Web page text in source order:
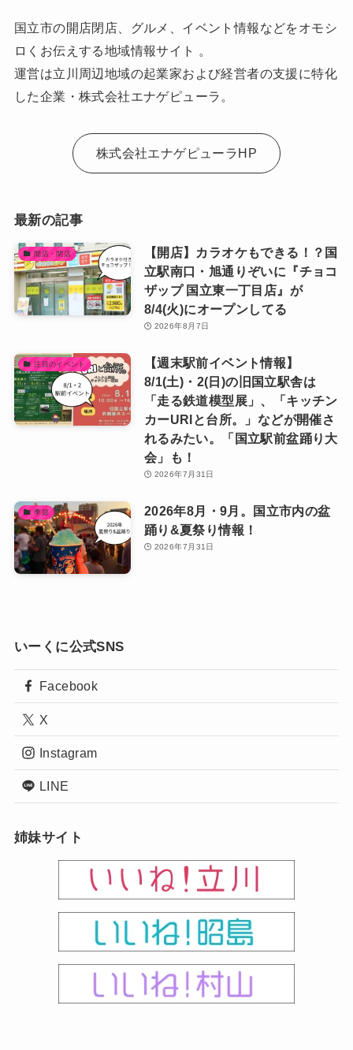
国立市の開店閉店、グルメ、イベント情報などをオモシ
ロくお伝えする地域情報サイト 。
運営は立川周辺地域の起業家および経営者の支援に特化
した企業・株式会社エナゲピューラ。
株式会社エナゲピューラHP
最新の記事
開店・閉店
【開店】カラオケもできる！？国
立駅南口・旭通りぞいに『チョコ
ザップ 国立東一丁目店』が
8/4(火)にオープンしてる
2026年8月7日
注目のイベント
【週末駅前イベント情報】
8/1(土)・2(日)の旧国立駅舎は
「走る鉄道模型展」、「キッチン
カーURIと台所。」などが開催さ
れるみたい。「国立駅前盆踊り大
会」も！
2026年7月31日
季節
2026年8月・9月。国立市内の盆
踊り&夏祭り情報！
2026年7月31日
いーくに公式SNS
Facebook
X
Instagram
LINE
姉妹サイト